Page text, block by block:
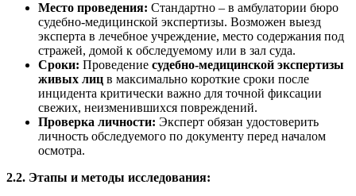
Место проведения: Стандартно – в амбулатории бюро
судебно-медицинской экспертизы. Возможен выезд
эксперта в лечебное учреждение, место содержания под
стражей, домой к обследуемому или в зал суда.
Сроки: Проведение судебно-медицинской экспертизы
живых лиц в максимально короткие сроки после
инцидента критически важно для точной фиксации
свежих, неизменившихся повреждений.
Проверка личности: Эксперт обязан удостоверить
личность обследуемого по документу перед началом
осмотра.
2.2. Этапы и методы исследования: